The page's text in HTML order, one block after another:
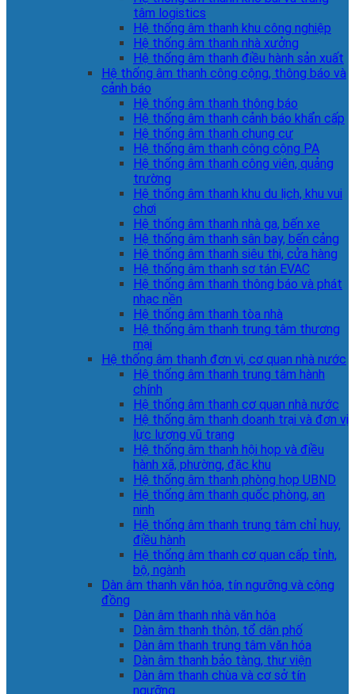
tâm logistics
Hệ thống âm thanh khu công nghiệp
Hệ thống âm thanh nhà xưởng
Hệ thống âm thanh điều hành sản xuất
Hệ thống âm thanh công cộng, thông báo và
cảnh báo
Hệ thống âm thanh thông báo
Hệ thống âm thanh cảnh báo khẩn cấp
Hệ thống âm thanh chung cư
Hệ thống âm thanh công cộng PA
Hệ thống âm thanh công viên, quảng
trường
Hệ thống âm thanh khu du lịch, khu vui
chơi
Hệ thống âm thanh nhà ga, bến xe
Hệ thống âm thanh sân bay, bến cảng
Hệ thống âm thanh siêu thị, cửa hàng
Hệ thống âm thanh sơ tán EVAC
Hệ thống âm thanh thông báo và phát
nhạc nền
Hệ thống âm thanh tòa nhà
Hệ thống âm thanh trung tâm thương
mại
Hệ thống âm thanh đơn vị, cơ quan nhà nước
Hệ thống âm thanh trung tâm hành
chính
Hệ thống âm thanh cơ quan nhà nước
Hệ thống âm thanh doanh trại và đơn vị
lực lượng vũ trang
Hệ thống âm thanh hội họp và điều
hành xã, phường, đặc khu
Hệ thống âm thanh phòng họp UBND
Hệ thống âm thanh quốc phòng, an
ninh
Hệ thống âm thanh trung tâm chỉ huy,
điều hành
Hệ thống âm thanh cơ quan cấp tỉnh,
bộ, ngành
Dàn âm thanh văn hóa, tín ngưỡng và cộng
đồng
Dàn âm thanh nhà văn hóa
Dàn âm thanh thôn, tổ dân phố
Dàn âm thanh trung tâm văn hóa
Dàn âm thanh bảo tàng, thư viện
Dàn âm thanh chùa và cơ sở tín
ngưỡng